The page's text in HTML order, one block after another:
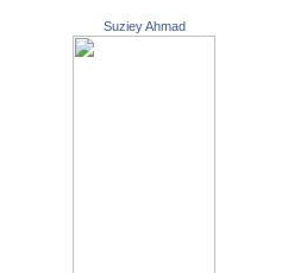
Suziey Ahmad